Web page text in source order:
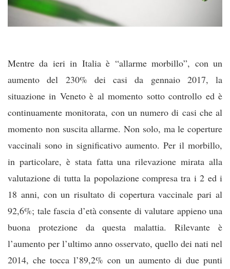
Mentre da ieri in Italia è “allarme morbillo”, con un
aumento del 230% dei casi da gennaio 2017, la
situazione in Veneto è al momento sotto controllo ed è
continuamente monitorata, con un numero di casi che al
momento non suscita allarme. Non solo, ma le coperture
vaccinali sono in significativo aumento. Per il morbillo,
in particolare, è stata fatta una rilevazione mirata alla
valutazione di tutta la popolazione compresa tra i 2 ed i
18 anni, con un risultato di copertura vaccinale pari al
92,6%; tale fascia d’età consente di valutare appieno una
buona protezione da questa malattia. Rilevante è
l’aumento per l’ultimo anno osservato, quello dei nati nel
2014, che tocca l’89,2% con un aumento di due punti